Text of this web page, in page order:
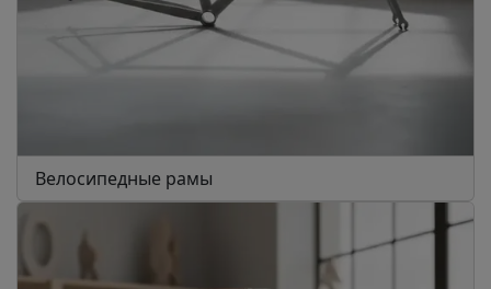
Велосипедные рамы